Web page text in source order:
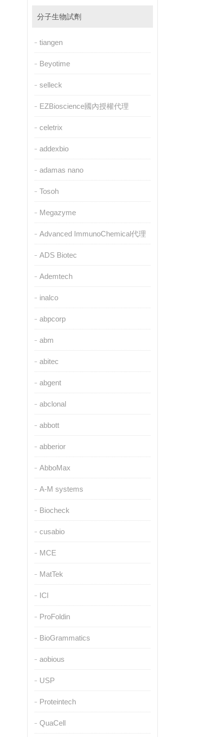
分子生物試劑
tiangen
Beyotime
selleck
EZBioscience國內授權代理
celetrix
addexbio
adamas nano
Tosoh
Megazyme
Advanced ImmunoChemical代理
ADS Biotec
Ademtech
inalco
abpcorp
abm
abitec
abgent
abclonal
abbott
abberior
AbboMax
A-M systems
Biocheck
cusabio
MCE
MatTek
ICl
ProFoldin
BioGrammatics
aobious
USP
Proteintech
QuaCell